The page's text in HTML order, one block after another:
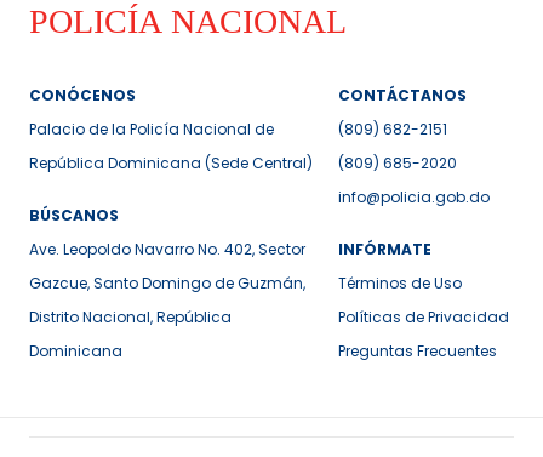
CONÓCENOS
Palacio de la Policía Nacional de
República Dominicana (Sede Central)
BÚSCANOS
Ave. Leopoldo Navarro No. 402, Sector
Gazcue, Santo Domingo de Guzmán,
Distrito Nacional, República
Dominicana
CONTÁCTANOS
(809) 682-2151
(809) 685-2020
info@policia.gob.do
INFÓRMATE
Términos de Uso
Políticas de Privacidad
Preguntas Frecuentes